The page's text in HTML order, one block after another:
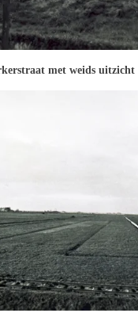
met weids uitzicht